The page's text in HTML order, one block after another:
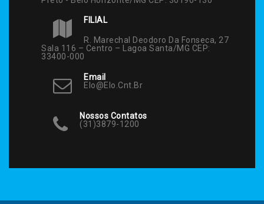
FILIAL
R. Marechal Deodoro Da Fonseca, 27
Sala 116 – Centro – Lagoa Santa/MG CEP:
33400-000
Email
Elo@elo.cnt.br
Nossos Contatos
(31)3879-1200